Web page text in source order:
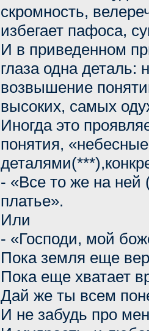
скромность,
избегает пафоса,
И в приведенном
глаза одна деталь:
возвышение
высоких, самых
Иногда это
понятия,
- «Все то же на ней
платье».
Или
- «Господи, мой
Пока земля еще
Пока еще хватает
Дай же ты всем
И не забудь про